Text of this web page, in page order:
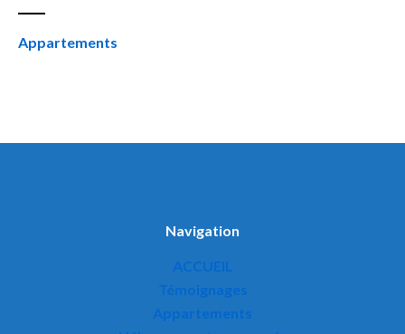
Appartements
Navigation
ACCUEIL
Témoignages
Appartements